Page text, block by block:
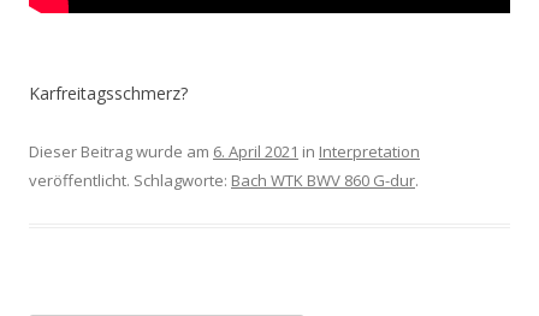
Karfreitagsschmerz?
Dieser Beitrag wurde am 6. April 2021 in Interpretation
veröffentlicht. Schlagworte: Bach WTK BWV 860 G-dur.